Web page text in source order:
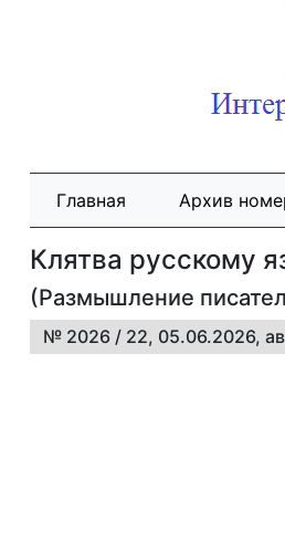
Главная Архив
Клятва русскому
(Размышление
№ 2026 / 22, 05.06.2026,